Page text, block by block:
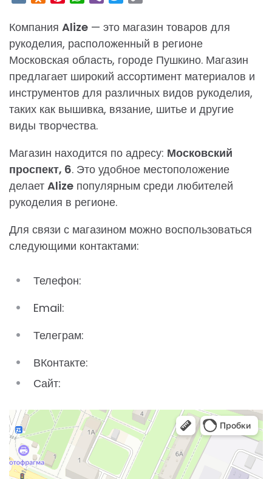
Компания Alize — это магазин товаров для
рукоделия, расположенный в регионе
Московская область, городе Пушкино. Магазин
предлагает широкий ассортимент материалов и
инструментов для различных видов рукоделия,
таких как вышивка, вязание, шитье и другие
виды творчества.
Магазин находится по адресу: Московский
проспект, 6. Это удобное местоположение
делает Alize популярным среди любителей
рукоделия в регионе.
Для связи с магазином можно воспользоваться
следующими контактами:
Телефон:
Email:
Телеграм:
ВКонтакте:
Сайт: